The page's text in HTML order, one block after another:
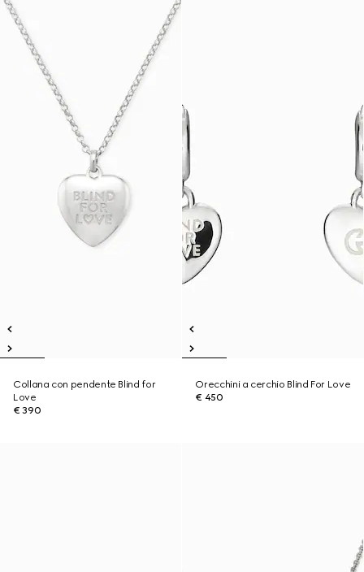
Collana con pendente Blind for
Love
€ 390
Orecchini a cerchio Blind For Love
€ 450